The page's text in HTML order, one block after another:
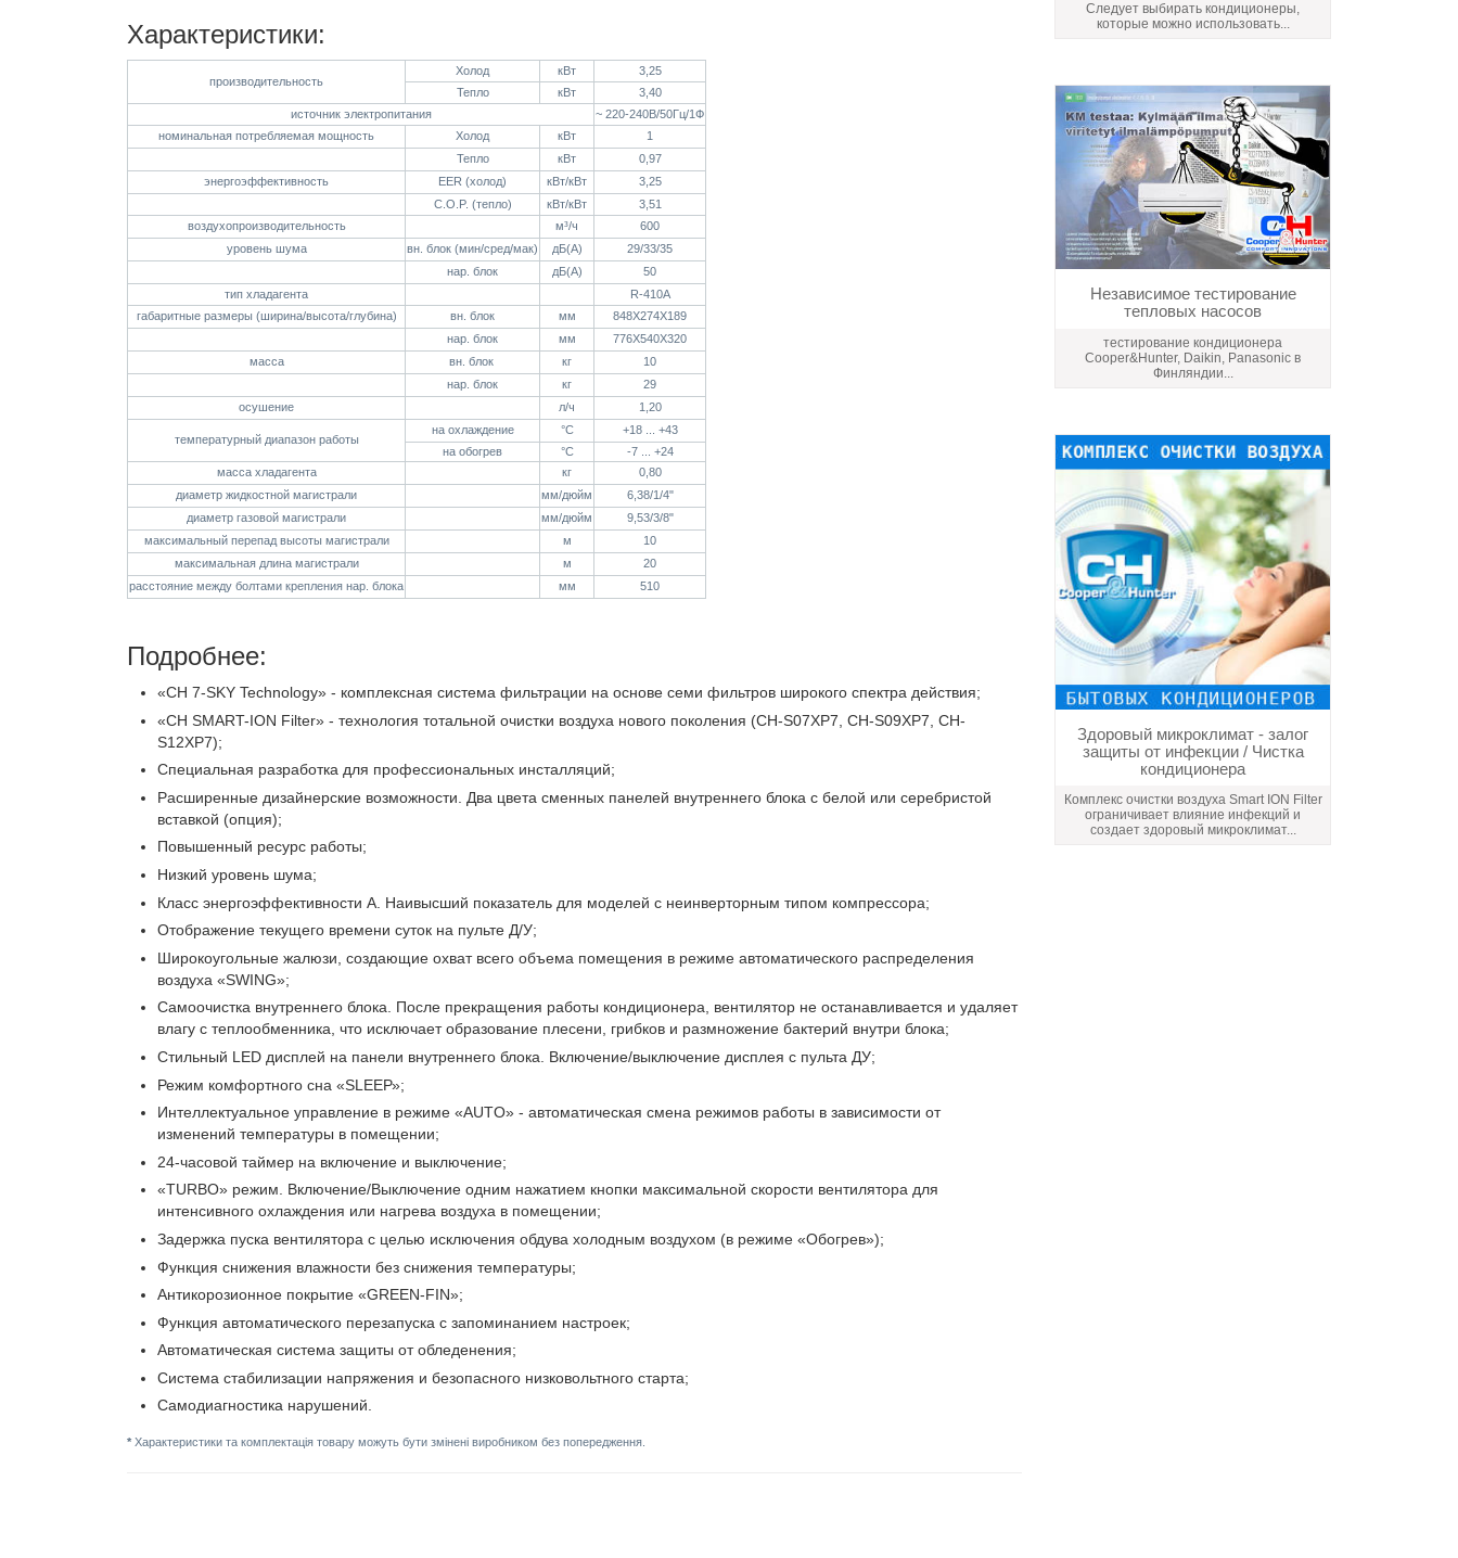
Характеристики:
производительность
Холод кВт
3,25
Тепло
кВт
3,40
источник электропитания
~ 220-240В/50Гц/1Ф
номинальная потребляемая мощность
Холод кВт
1
Тепло
кВт
0,97
энергоэффективность
EER (холод) кВт/кВт
3,25
C.O.P. (тепло)
кВт/кВт
3,51
воздухопроизводительность
м³/ч
600
уровень шума
вн. блок (мин/сред/мак) дБ(А)
29/33/35
нар. блок
дБ(А)
50
тип хладагента
R-410A
габаритные размеры (ширина/высота/глубина)
вн. блок мм
848Х274Х189
нар. блок
мм
776Х540Х320
масса
вн. блок кг
10
нар. блок
кг
29
осушение
л/ч 1,20
температурный диапазон работы
на охлаждение °C
+18 ... +43
на обогрев
°C
-7 ... +24
масса хладагента
кг
0,80
диаметр жидкостной магистрали
мм/дюйм
6,38/1/4"
диаметр газовой магистрали
мм/дюйм
9,53/3/8"
максимальный перепад высоты магистрали
м
10
максимальная длина магистрали
м
20
расстояние между болтами крепления нар. блока
мм 510
Подробнее:
«CH 7-SKY Technology» - комплексная система фильтрации на основе семи фильтров широкого спектра действия;
«CH SMART-ION Filter» - технология тотальной очистки воздуха нового поколения (CH-S07XP7, CH-S09XP7, CH-
S12XP7);
Специальная разработка для профессиональных инсталляций;
Расширенные дизайнерские возможности. Два цвета сменных панелей внутреннего блока с белой или серебристой
вставкой (опция);
Повышенный ресурс работы;
Низкий уровень шума;
Класс энергоэффективности А. Наивысший показатель для моделей с неинверторным типом компрессора;
Отображение текущего времени суток на пульте Д/У;
Широкоугольные жалюзи, создающие охват всего объема помещения в режиме автоматического распределения
воздуха «SWING»;
Самоочистка внутреннего блока. После прекращения работы кондиционера, вентилятор не останавливается и удаляет
влагу с теплообменника, что исключает образование плесени, грибков и размножение бактерий внутри блока;
Стильный LED дисплей на панели внутреннего блока. Включение/выключение дисплея с пульта ДУ;
Режим комфортного сна «SLЕЕР»;
Интеллектуальное управление в режиме «AUTO» - автоматическая смена режимов работы в зависимости от
изменений температуры в помещении;
24-часовой таймер на включение и выключение;
«TURBO» режим. Включение/Выключение одним нажатием кнопки максимальной скорости вентилятора для
интенсивного охлаждения или нагрева воздуха в помещении;
Задержка пуска вентилятора с целью исключения обдува холодным воздухом (в режиме «Обогрев»);
Функция снижения влажности без снижения температуры;
Антикорозионное покрытие «GREEN-FIN»;
Функция автоматического перезапуска с запоминанием настроек;
Автоматическая система защиты от обледенения;
Система стабилизации напряжения и безопасного низковольтного старта;
Самодиагностика нарушений.
* Характеристики та комплектація товару можуть бути змінені виробником без попередження.
Следует выбирать кондиционеры,
которые можно использовать...
Независимое тестирование
тепловых насосов
тестирование кондиционера
Сooper&Hunter, Daikin, Panasonic в
Финляндии...
Здоровый микроклимат - залог
защиты от инфекции / Чистка
кондиционера
Комплекс очистки воздуха Smart ION Filter
ограничивает влияние инфекций и
создает здоровый микроклимат...